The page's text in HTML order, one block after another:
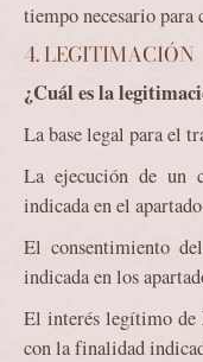
tiempo necesario
4. LEGITIMACIÓN
¿Cuál es la
La base legal para el
La ejecución de un
indicada en el
El consentimiento
indicada en los
El interés legítimo de
con la finalidad